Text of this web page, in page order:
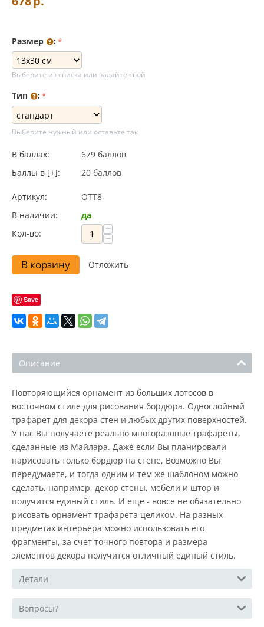
Размер :
Выберите из списка или задайте свой
Тип :
Выберите нужный или оставьте так
В баллах:
679 баллов
Баллы в [+]:
20 баллов
Артикул:
OTT8
В наличии:
да
Кол-во:
+
−
В корзину Отложить
Save
Описание
Повторяющийся орнамент из больших лотосов в
восточном стиле для рисования бордюра. Однослойный
трафарет для декора стен и любых других поверхностей.
У нас Вы получаете реально многоразовые трафареты,
сделанные из Майлара. Даже если Вы планировали
нарисовать только бордюр на стене, Возможно Вы
передумаете, и тогда одним и тем же шаблоном можно
сделать, например, декор стены, мебели и штор и
получится единый стиль. И еще - вовсе не обязательно
рисовать орнамент трафарета целиком. На разных
предметах интерьера можно использовать его
фрагменты, за счет точного повтора и размера
элементов декора получится отличный единый стиль.
Детали
Вопросы?